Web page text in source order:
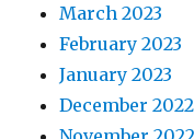
March 2023
February 2023
January 2023
December 2022